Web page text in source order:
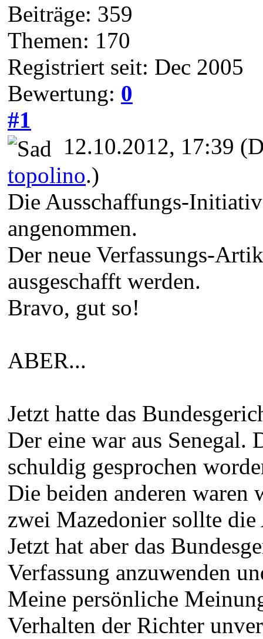
Beiträge: 359
Themen: 170
Registriert seit: Dec 2005
Bewertung: 0
#1
12.10.2012, 17:39
topolino.)
Die Ausschaffungs-
angenommen.
Der neue Verfassungs-
ausgeschafft werden.
Bravo, gut so!
ABER...
Jetzt hatte das
Der eine war aus
schuldig gesprochen
Die beiden anderen waren
zwei Mazedonier sollte
Jetzt hat aber das
Verfassung anzuwenden
Meine persönliche
Verhalten der Richter